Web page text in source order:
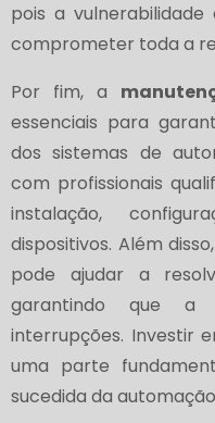
pois a
comprometer toda a
Por fim, a
essenciais para
dos sistemas de
com profissionais
instalação,
dispositivos. Além
pode ajudar a
garantindo que a
interrupções. Investir
uma parte
sucedida da